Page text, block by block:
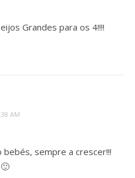
Grandes para os 4!!!!
AM
bebés, sempre a crescer!!!